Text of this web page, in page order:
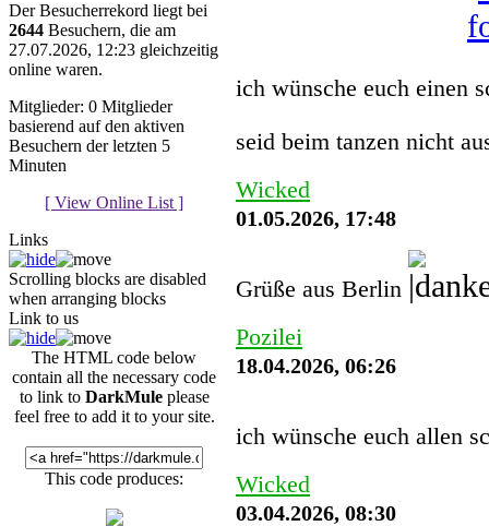
Der Besucherrekord liegt bei
2644 Besuchern, die am
27.07.2026, 12:23 gleichzeitig
online waren.
Mitglieder: 0 Mitglieder
basierend auf den aktiven
Besuchern der letzten 5
Minuten
[ View Online List ]
Links
Scrolling blocks are disabled
when arranging blocks
Link to us
The HTML code below
contain all the necessary code
to link to DarkMuleplease
feel free to add it to your site.
This code produces:
ich wünsche euch einen
seid beim tanzen nicht
Wicked
01.05.2026, 17:48
Grüße aus Berlin
Pozilei
18.04.2026, 06:26
ich wünsche euch allen
Wicked
03.04.2026, 08:30